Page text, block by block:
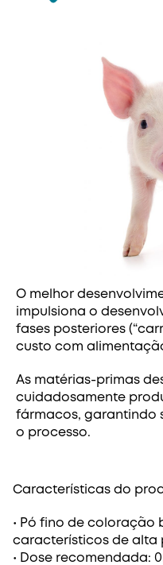
O melhor
impulsiona o
fases posteriores
custo com
As matérias-primas
cuidadosamente
fármacos, garantindo
o processo.
Características do
• Pó fino de coloração
característicos de alta
• Dose recomendada: